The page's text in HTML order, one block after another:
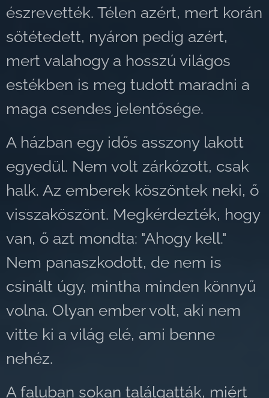
észrevették. Télen azért, mert korán
sötétedett, nyáron pedig azért,
mert valahogy a hosszú világos
estékben is meg tudott maradni a
maga csendes jelentősége.
A házban egy idős asszony lakott
egyedül. Nem volt zárkózott, csak
halk. Az emberek köszöntek neki, ő
visszaköszönt. Megkérdezték, hogy
van, ő azt mondta: "Ahogy kell."
Nem panaszkodott, de nem is
csinált úgy, mintha minden könnyű
volna. Olyan ember volt, aki nem
vitte ki a világ elé, ami benne
nehéz.
A faluban sokan találgatták, miért